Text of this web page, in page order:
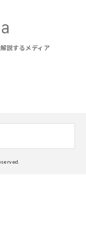
説するメディア